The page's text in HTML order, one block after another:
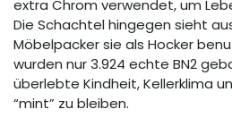
extra Chrom verwendet, um
Die Schachtel hingegen sieht
Möbelpacker sie als Hocker
wurden nur 3.924 echte BN2
überlebte Kindheit, Kellerklima
“mint” zu bleiben.